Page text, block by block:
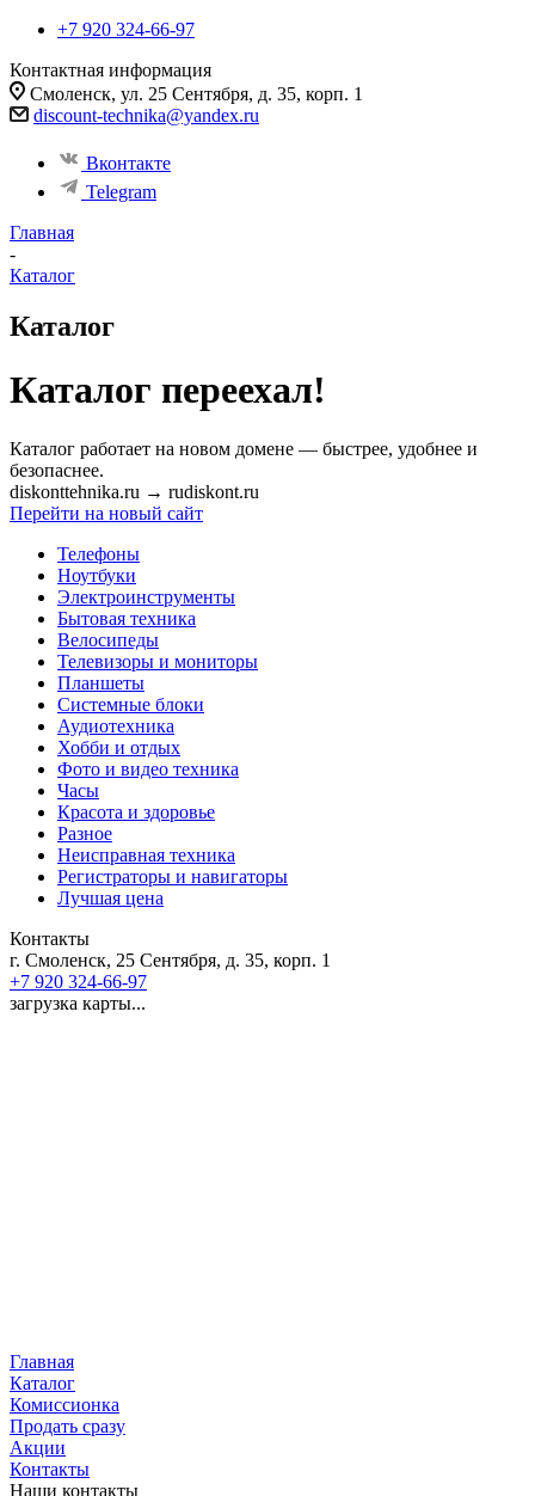
+7 920 324-66-97
Контактная информация
Смоленск, ул. 25 Сентября, д. 35, корп. 1
discount-technika@yandex.ru
Вконтакте
Telegram
Главная
-
Каталог
Каталог
Каталог переехал!
Каталог работает на новом домене — быстрее, удобнее и
безопаснее.
diskonttehnika.ru → rudiskont.ru
Перейти на новый сайт
Телефоны
Ноутбуки
Электроинструменты
Бытовая техника
Велосипеды
Телевизоры и мониторы
Планшеты
Системные блоки
Аудиотехника
Хобби и отдых
Фото и видео техника
Часы
Красота и здоровье
Разное
Неисправная техника
Регистраторы и навигаторы
Лучшая цена
Контакты
г. Смоленск, 25 Сентября, д. 35, корп. 1
+7 920 324-66-97
загрузка карты...
Главная
Каталог
Комиссионка
Продать сразу
Акции
Контакты
Наши контакты